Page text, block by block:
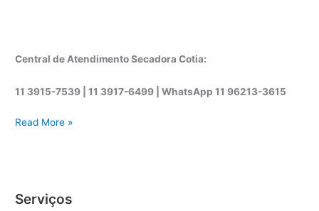
Central de Atendimento Secadora Cotia:
11 3915-7539 | 11 3917-6499 |WhatsApp11 96213-3615
A
t
Read More »
Serviços